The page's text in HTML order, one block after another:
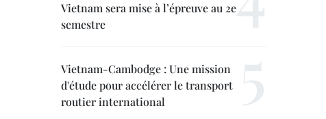
Vietnam sera mise à l’épreuve au 2e
semestre
Vietnam-Cambodge : Une mission
d'étude pour accélérer le transport
routier international